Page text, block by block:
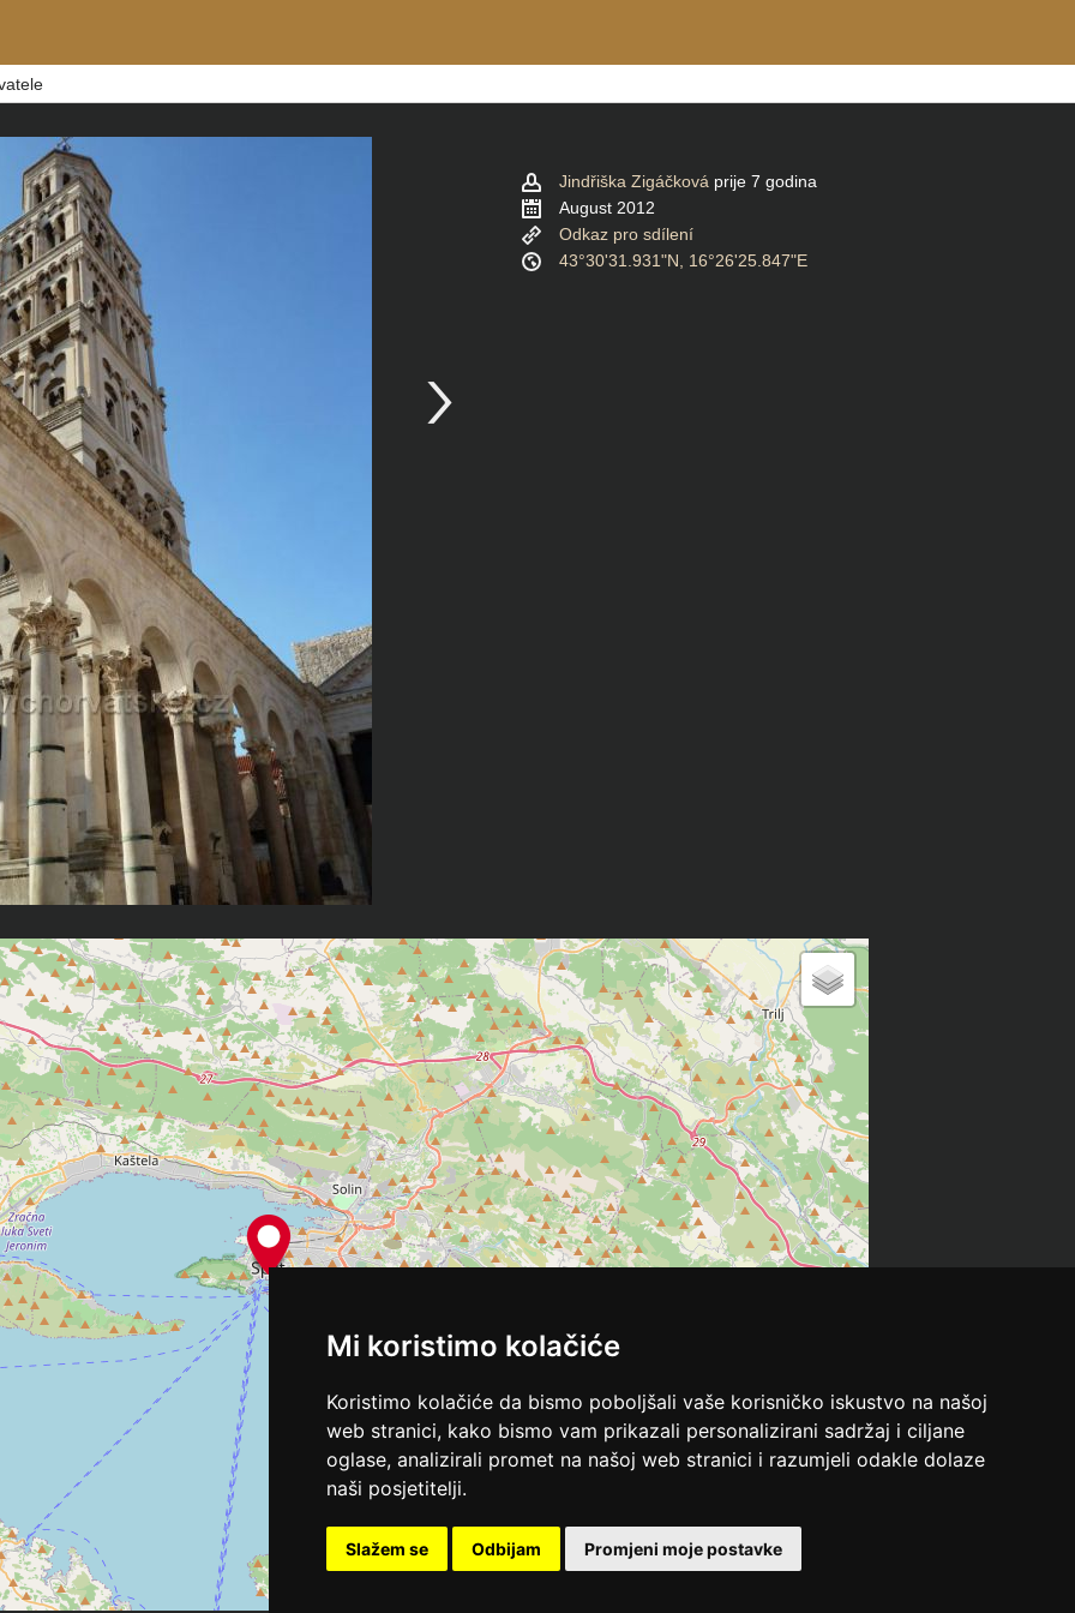
Mi koristimo kolačiće
Koristimo kolačiće da bismo poboljšali vaše korisničko iskustvo na našoj
web stranici, kako bismo vam prikazali personalizirani sadržaj i ciljane
oglase, analizirali promet na našoj web stranici i razumjeli odakle dolaze
naši posjetitelji.
Slažem se Odbijam Promjeni moje postavke
Jindřiška Zigáčková prije 7 godina
August 2012
Odkaz pro sdílení
43°30'31.931"N, 16°26'25.847"E